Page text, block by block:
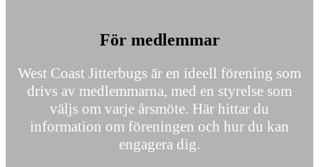
För medlemmar
West Coast Jitterbugs är en ideell förening som
drivs av medlemmarna, med en styrelse som
väljs om varje årsmöte. Här hittar du
information om föreningen och hur du kan
engagera dig.